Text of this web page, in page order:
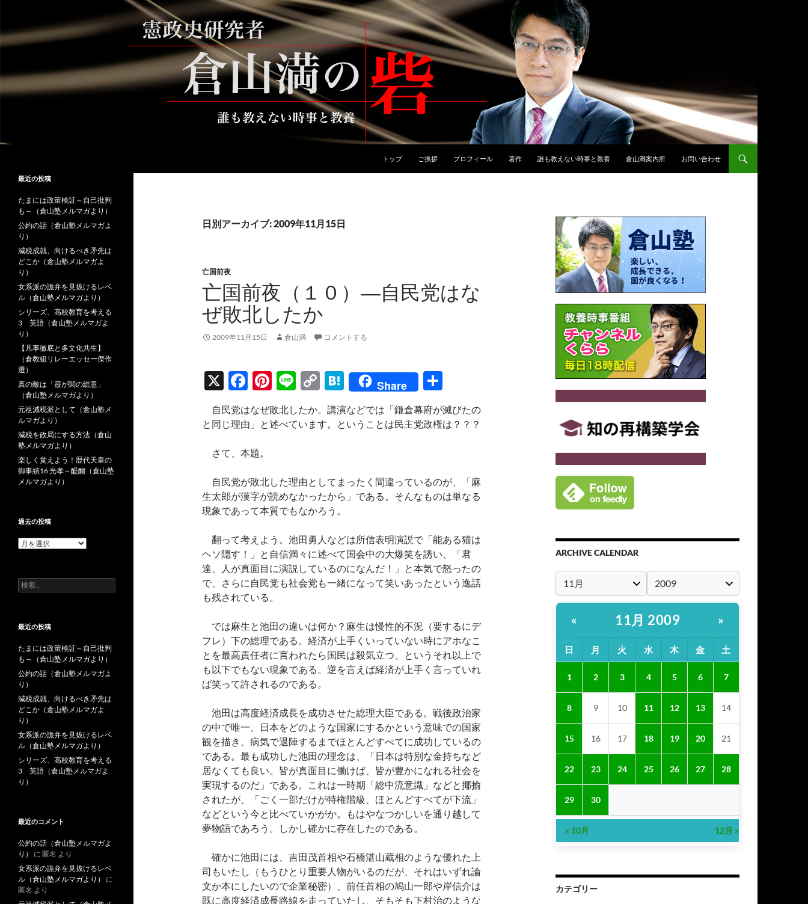
テ
ン
へ
ス
トップ ご挨拶 プロフィール 著作 誰も教えない時事と教養 倉山満案内所 お問い合わせ
日別アーカイブ: 2009年11月15日
亡国前夜
亡国前夜（１０）―自民党はな
ぜ敗北したか
2009年11月15日 倉山満 コメントする
X
F
ac
e
o
o
k
Pi
nt
er
Li
n
e
C
o
p
n
k
H
at
e
Share
有
自民党はなぜ敗北したか。講演などでは「鎌倉幕府が滅びたの
と同じ理由」と述べています。ということは民主党政権は？？？
さて、本題。
自民党が敗北した理由としてまったく間違っているのが、「麻
生太郎が漢字が読めなかったから」である。そんなものは単なる
現象であって本質でもなかろう。
翻って考えよう。池田勇人などは所信表明演説で「能ある猫は
ヘソ隠す！」と自信満々に述べて国会中の大爆笑を誘い、「君
達、人が真面目に演説しているのになんだ！」と本気で怒ったの
で、さらに自民党も社会党も一緒になって笑いあったという逸話
も残されている。
では麻生と池田の違いは何か？麻生は慢性的不況（要するにデ
フレ）下の総理である。経済が上手くいっていない時にアホなこ
とを最高責任者に言われたら国民は殺気立つ、というそれ以上で
も以下でもない現象である。逆を言えば経済が上手く言っていれ
ば笑って許されるのである。
池田は高度経済成長を成功させた総理大臣である。戦後政治家
の中で唯一、日本をどのような国家にするかという意味での国家
観を描き、病気で退陣するまでほとんどすべてに成功しているの
である。最も成功した池田の理念は、「日本は特別な金持ちなど
居なくても良い。皆が真面目に働けば、皆が豊かになれる社会を
実現するのだ」である。これは一時期「総中流意識」などと揶揄
されたが、「ごく一部だけが特権階級、ほとんどすべてが下流」
などという今と比べていかがか。もはやなつかしいを通り越して
夢物語であろう。しかし確かに存在したのである。
確かに池田には、吉田茂首相や石橋湛山蔵相のような優れた上
司もいたし（もうひとり重要人物がいるのだが、それはいずれ論
文か本にしたいので企業秘密）、前任首相の鳩山一郎や岸信介は
既に高度経済成長路線を走っていたし、そもそも下村治のような
ARCHIVE CALENDAR
« 11月 2009 »
日 月 火 水 木 金 土
1 2 3 4 5 6 7
8 9 10 11 12 13 14
15 16 17 18 19 20 21
22 23 24 25 26 27 28
29 30
« 10月 12月 »
カテゴリー
倉山満の砦～誰も教えない時事と教
最近の投稿
たまには政策検証～自己批判
も～（倉山塾メルマガより）
公約の話（倉山塾メルマガよ
り）
減税成就、向けるべき矛先は
どこか（倉山塾メルマガよ
り）
女系派の詭弁を見抜けるレベ
ル（倉山塾メルマガより）
シリーズ、高校教育を考える
3 英語（倉山塾メルマガよ
り）
【凡事徹底と多文化共生】
（倉教組リレーエッセー傑作
選）
真の敵は「霞が関の総意」
（倉山塾メルマガより）
元祖減税派として（倉山塾メ
ルマガより）
減税を政局にする方法（倉山
塾メルマガより）
楽しく覚えよう！歴代天皇の
御事績16 光孝～醍醐（倉山塾
メルマガより）
過去の投稿
過
稿
検
索:
最近の投稿
たまには政策検証～自己批判
も～（倉山塾メルマガより）
公約の話（倉山塾メルマガよ
り）
減税成就、向けるべき矛先は
どこか（倉山塾メルマガよ
り）
女系派の詭弁を見抜けるレベ
ル（倉山塾メルマガより）
シリーズ、高校教育を考える
3 英語（倉山塾メルマガよ
り）
最近のコメント
公約の話（倉山塾メルマガよ
り）
に 匿名 より
女系派の詭弁を見抜けるレベ
ル（倉山塾メルマガより）
に
匿名 より